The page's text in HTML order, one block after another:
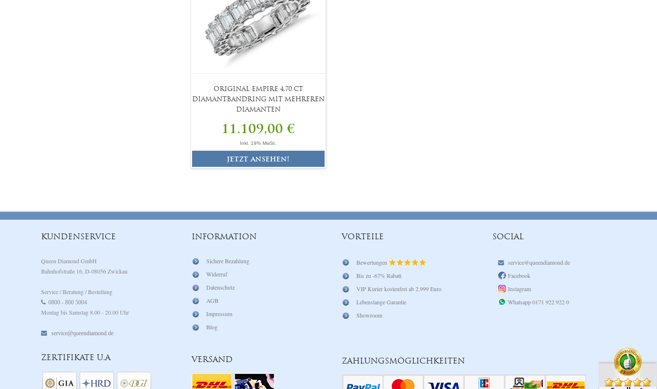
ORIGINAL EMPIRE 4,70 CT
DIAMANTBANDRING MIT MEHREREN
DIAMANTEN
11.109,00 €
Inkl. 19% MwSt.
jetzt ansehen!
KUNDENSERVICE
Queen Diamond GmbH
Bahnhofstraße 16, D-08056 Zwickau
Service / Beratung / Bestellung
0800 - 800 5004
Montag bis Samstag 8.00 - 20.00 Uhr
service@queendiamond.de
ZERTIFIKATE U.A
INFORMATION
Sichere Bezahlung
Widerruf
Datenschutz
AGB
Impressum
Blog
VERSAND
VORTEILE
Bewertungen
Bis zu -67% Rabatt
VIP Kurier kostenfrei ab 2.999 Euro
Lebenslange Garantie
Showroom
ZAHLUNGSMÖGLICHKEITEN
SOCIAL
service@queendiamond.de
Facebook
Instagram
Whatsapp 0171 922 922 0